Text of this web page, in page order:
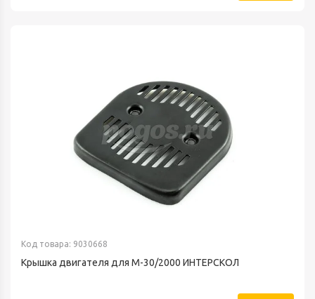
Код товара: 9030668
Крышка двигателя для М-30/2000 ИНТЕРСКОЛ